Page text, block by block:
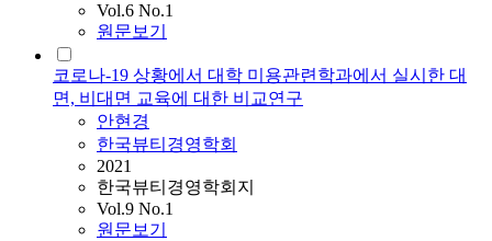
Vol.6 No.1
원문보기
코로나-19 상황에서 대학 미용관련학과에서 실시한 대
면, 비대면 교육에 대한 비교연구
안현경
한국뷰티경영학회
2021
한국뷰티경영학회지
Vol.9 No.1
원문보기